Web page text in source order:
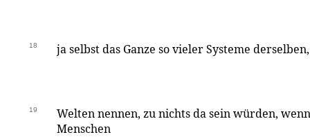
18 ja selbst das Ganze so vieler Systeme
19
Welten nennen, zu nichts da sein würden,
Menschen